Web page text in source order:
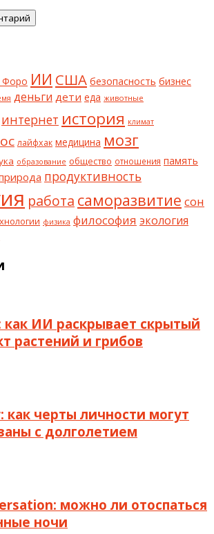
Форо ИИ США безопасность бизнес
деньги дети еда животные
интернет история климат
лайфхак медицина мозг
образование общество отношения память
продуктивность
работа саморазвитие сон
физика философия экология
как ИИ раскрывает скрытый
растений и грибов
как черты личности могут
с долголетием
можно ли отоспаться
ночи